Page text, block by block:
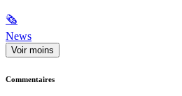
🗞
News
Voir moins
Commentaires